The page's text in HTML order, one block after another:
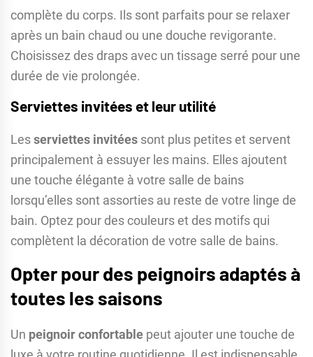
complète du corps. Ils sont parfaits pour se relaxer
après un bain chaud ou une douche revigorante.
Choisissez des draps avec un tissage serré pour une
durée de vie prolongée.
Serviettes invitées et leur utilité
Lesserviettes invitées sont plus petites et servent
principalement à essuyer les mains. Elles ajoutent
une touche élégante à votre salle de bains
lorsqu’elles sont assorties au reste de votre linge de
bain. Optez pour des couleurs et des motifs qui
complètent la décoration de votre salle de bains.
Opter pour des peignoirs adaptés à
toutes les saisons
Un peignoir confortable peut ajouter une touche de